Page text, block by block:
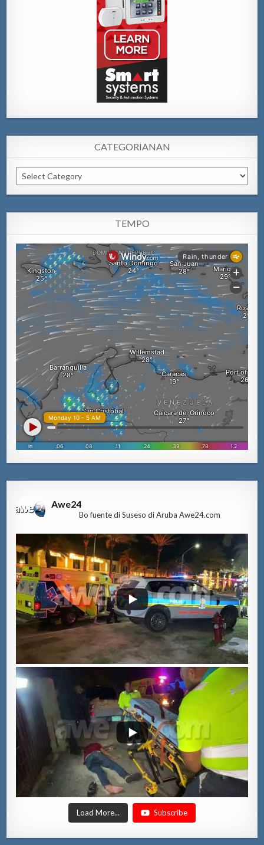
CATEGORIANAN
Categorianan
TEMPO
Awe24
Bo fuente di Suseso di Aruba Awe24.com
Load More... Subscribe